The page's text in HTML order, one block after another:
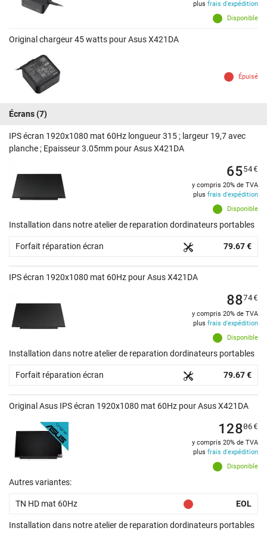
Disponible
plus frais d'expédition
Original chargeur 45 watts pour Asus X421DA
Épuisé
Écrans(7)
IPS écran 1920x1080 mat 60Hz longueur 315 ; largeur 19,7 avec
planche ; Epaisseur 3.05mm pour Asus X421DA
Disponible
6554€
y compris 20% de TVA
plus frais d'expédition
Installation dans notre atelier de reparation dordinateurs portables
Forfait réparation écran 79.67 €
IPS écran 1920x1080 mat 60Hz pour Asus X421DA
Disponible
8874€
y compris 20% de TVA
plus frais d'expédition
Installation dans notre atelier de reparation dordinateurs portables
Forfait réparation écran 79.67 €
Original Asus IPS écran 1920x1080 mat 60Hz pour Asus X421DA
Disponible
12806€
y compris 20% de TVA
plus frais d'expédition
Autres variantes:
TN HD mat 60Hz EOL
Installation dans notre atelier de reparation dordinateurs portables